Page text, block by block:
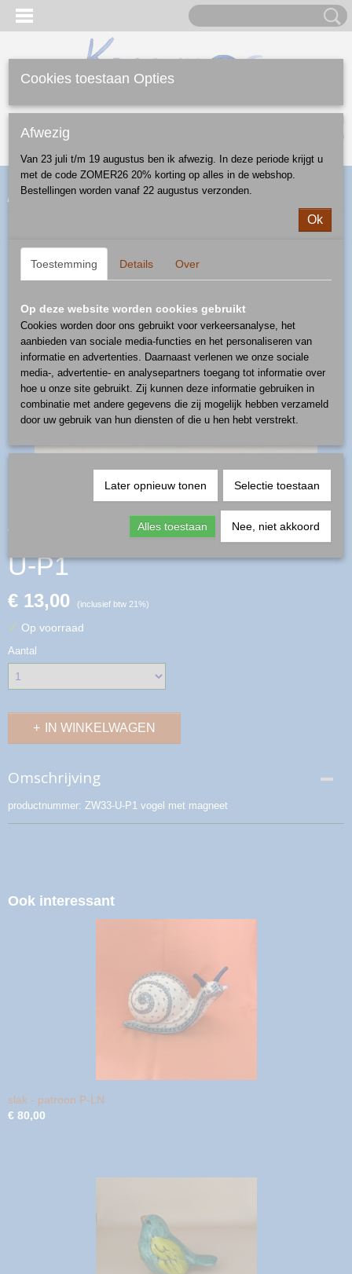
(0)
Home >Webshop>Diversen >dieren> vogel met magneet-
patroon U-P1
vogel met magneet- patroon
U-P1
€ 13,00 (inclusief btw 21%)
✓ Op voorraad
Aantal
IN WINKELWAGEN
Omschrijving
productnummer: ZW33-U-P1 vogel met magneet
Ook interessant
slak - patroon P-LN
€ 80,00
Cookies toestaan Opties
Afwezig
Van 23 juli t/m 19 augustus ben ik afwezig. In deze periode krijgt u
met de code ZOMER26 20% korting op alles in de webshop.
Bestellingen worden vanaf 22 augustus verzonden.
Ok
Toestemming Details Over
Op deze website worden cookies gebruikt
Cookies worden door ons gebruikt voor verkeersanalyse, het
aanbieden van sociale media-functies en het personaliseren van
informatie en advertenties. Daarnaast verlenen we onze sociale
media-, advertentie- en analysepartners toegang tot informatie over
hoe u onze site gebruikt. Zij kunnen deze informatie gebruiken in
combinatie met andere gegevens die zij mogelijk hebben verzameld
door uw gebruik van hun diensten of die u hen hebt verstrekt.
Later opnieuw tonen Selectie toestaan
Alles toestaan Nee, niet akkoord